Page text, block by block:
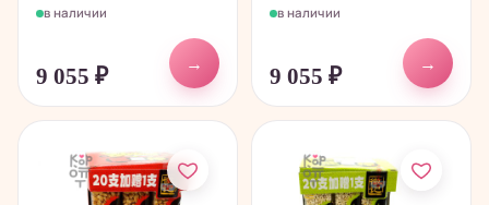
в наличии
9 055 ₽
→
в наличии
9 055 ₽
→